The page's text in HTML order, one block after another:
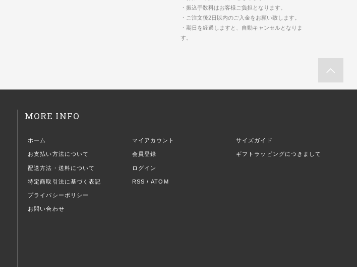
・振込手数料はお客様ご負担となります。
・ご注文後2日以内のご入金をお願い致します。
・期日を経過しますと、自動キャンセルとなりま
す。
MORE INFO
ホーム
お支払い方法について
配送方法・送料について
特定商取引法に基づく表記
プライバシーポリシー
お問い合わせ
マイアカウント
会員登録
ログイン
RSS /ATOM
サイズガイド
ギフトラッピングにつきまして